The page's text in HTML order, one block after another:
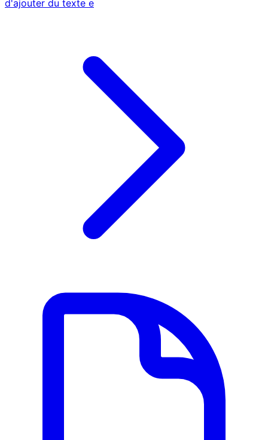
d'ajouter du texte e